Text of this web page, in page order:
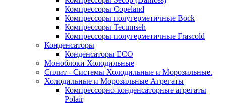
Компрессоры Copeland
Компрессоры полугерметичные Bock
Компрессоры Tecumseh
Компрессоры полугерметичные Frascold
Конденсаторы
Конденсаторы ECO
Моноблоки Холодильные
Сплит - Системы Холодильные и Морозильные.
Холодильные и Морозильные Агрегаты
Компрессорно-конденсаторные агрегаты
Polair